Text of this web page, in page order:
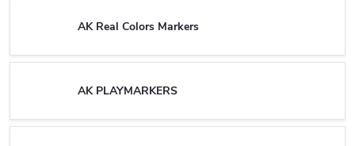
AK Real Colors Markers
AK PLAYMARKERS